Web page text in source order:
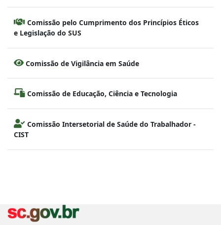
Comissão pelo Cumprimento dos Princípios Éticos
e Legislação do SUS
Comissão de Vigilância em Saúde
Comissão de Educação, Ciência e Tecnologia
Comissão Intersetorial de Saúde do Trabalhador -
CIST